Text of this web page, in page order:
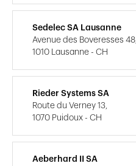
Sedelec SA Lausanne
Avenue des Boveresses 48,
1010 Lausanne - CH
Rieder Systems SA
Route du Verney 13,
1070 Puidoux - CH
Aeberhard II SA